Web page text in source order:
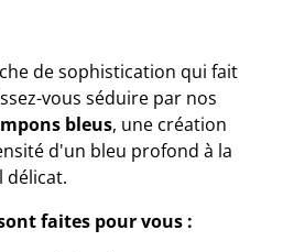
de sophistication qui fait
vous séduire par nos
bleus, une création
d'un bleu profond à la
délicat.
faites pour vous :